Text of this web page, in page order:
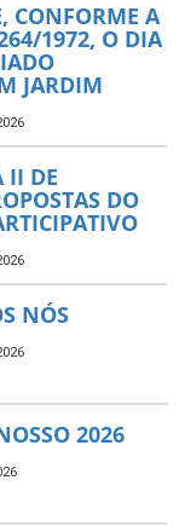
CONFORME A
1972, O DIA
JARDIM
II DE
DO
NÓS
2026